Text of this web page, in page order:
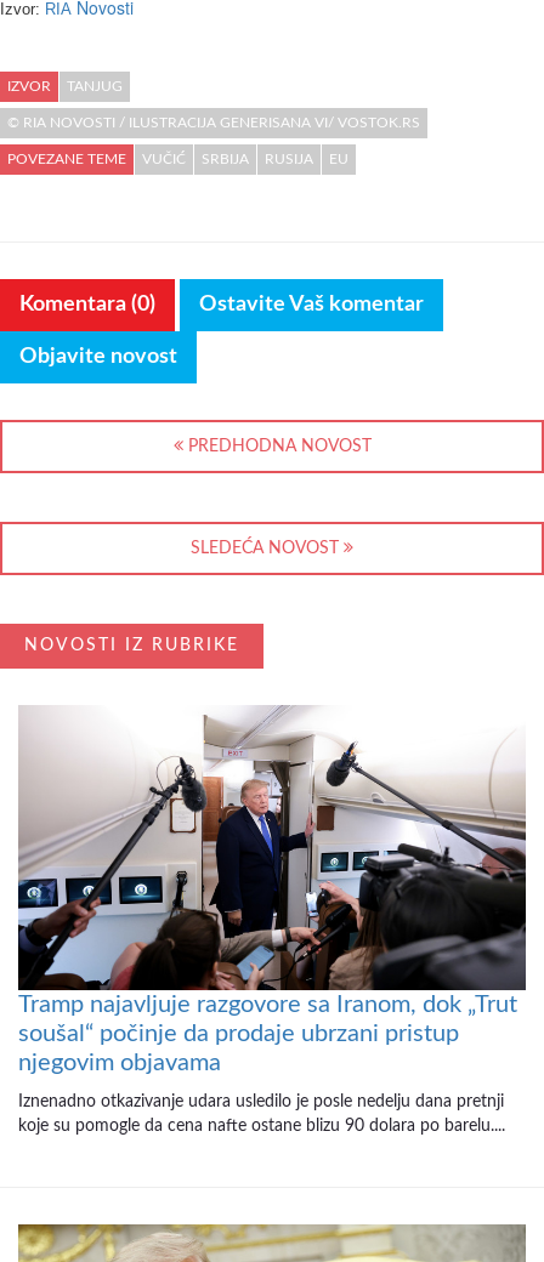
Izvor: RIA Novosti
IZVOR TANJUG
© RIA NOVOSTI / ILUSTRACIJA GENERISANA VI/ VOSTOK.RS
POVEZANE TEME VUČIĆ SRBIJA RUSIJA EU
Komentara (0) Ostavite Vaš komentar
Objavite novost
PREDHODNA NOVOST
SLEDEĆA NOVOST
NOVOSTI IZ RUBRIKE
Tramp najavljuje razgovore sa Iranom, dok „Trut
soušal“ počinje da prodaje ubrzani pristup
njegovim objavama
Iznenadno otkazivanje udara usledilo je posle nedelju dana pretnji
koje su pomogle da cena nafte ostane blizu 90 dolara po barelu....